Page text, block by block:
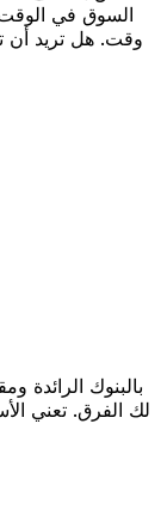
السوق في
وقت. هل تريد أن
لك الفرق. تعني